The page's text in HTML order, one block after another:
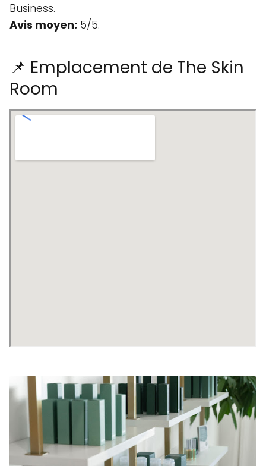
Business.
Avis moyen: 5/5.
📌 Emplacement de The Skin
Room